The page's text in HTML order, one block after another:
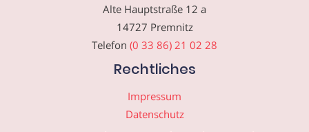
Alte Hauptstraße 12 a
14727 Premnitz
Telefon (0 33 86) 21 02 28
Rechtliches
Impressum
Datenschutz